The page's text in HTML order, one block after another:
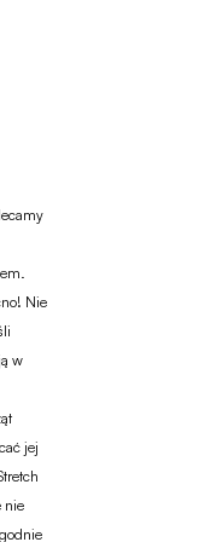
Nie
w
jej
nie